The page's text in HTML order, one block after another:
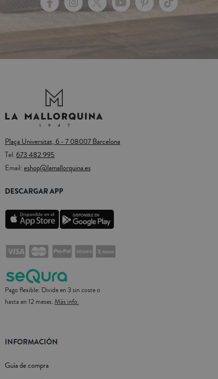
Plaça Universitat, 6 - 7 08007 Barcelona
Tel.673 482 995
Email:eshop@lamallorquina.es
DESCARGAR APP
Pago flexible: Divide en 3 sin coste o
hasta en 12 meses. Más info.
INFORMACIÓN
Guía de compra